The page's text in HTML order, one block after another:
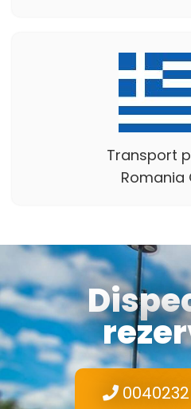
Transport
Romania